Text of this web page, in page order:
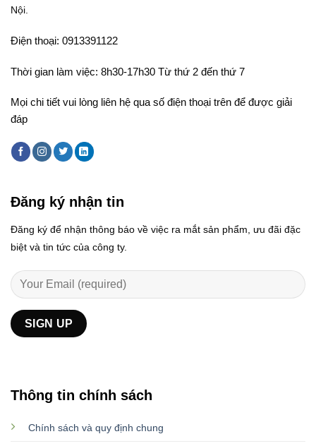
Nội.
Điện thoại: 0913391122
Thời gian làm việc: 8h30-17h30 Từ thứ 2 đến thứ 7
Mọi chi tiết vui lòng liên hệ qua số điện thoại trên để được giải
đáp
Thông tin chính sách
Chính sách và quy định chung
Đăng ký nhận tin
Đăng ký để nhận thông báo về việc ra mắt sản phẩm, ưu đãi đặc
biệt và tin tức của công ty.